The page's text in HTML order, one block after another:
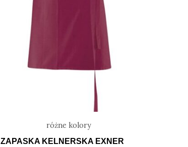
różne kolory
ZAPASKA KELNERSKA EXNER
ma
wiele
wariantów.
Opcje
można